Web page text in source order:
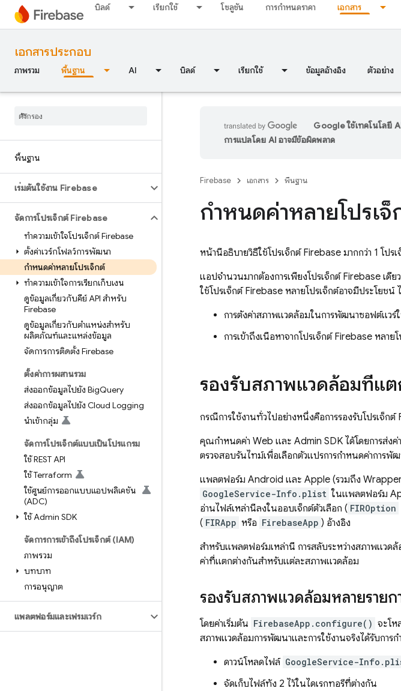
บิลด์ เรียกใช้ โซลูชัน การกำหนดราคา เอกสาร
เอกสารประกอบ
ภาพรวม พื้นฐาน AI บิลด์ เรียกใช้ ข้อมูลอ้างอิง ตัวอย่าง
พื้นฐาน
เริ่มต้นใช้งาน Firebase
จัดการโปรเจ็กต์ Firebase
ทำความเข้าใจโปรเจ็กต์ Firebase
ตั้งค่าเวิร์กโฟลว์การพัฒนา
กำหนดค่าหลายโปรเจ็กต์
ทำความเข้าใจการเรียกเก็บเงิน
ดูข้อมูลเกี่ยวกับคีย์ API สำหรับ
Firebase
ดูข้อมูลเกี่ยวกับตำแหน่งสำหรับ
ผลิตภัณฑ์และแหล่งข้อมูล
จัดการการติดตั้ง Firebase
ตั้งค่าการผสานรวม
ส่งออกข้อมูลไปยัง BigQuery
ส่งออกข้อมูลไปยัง Cloud Logging
นำเข้ากลุ่ม
จัดการโปรเจ็กต์แบบเป็นโปรแกรม
ใช้ REST API
ใช้ Terraform
ใช้ศูนย์การออกแบบแอปพลิเคชัน
(ADC)
ใช้ Admin SDK
จัดการการเข้าถึงโปรเจ็กต์ (IAM)
ภาพรวม
บทบาท
การอนุญาต
แพลตฟอร์มและเฟรมเวิร์ก
Google ใช้เทคโนโลยี
การแปลโดย AI อาจมีข้อผิดพลาด
Firebase เอกสาร พื้นฐาน
กำหนดค่าหลายโปรเ
หน้านี้อธิบายวิธีใช้โปรเจ็กต์ Firebase มากกว่า 1 โปร
แอปจำนวนมากต้องการเพียงโปรเจ็กต์ Firebase เดี
ใช้โปรเจ็กต์ Firebase หลายโปรเจ็กต์อาจมีประโยชน์
การตั้งค่าสภาพแวดล้อมในการพัฒนาซอฟต์แวร์
การเข้าถึงเนื้อหาจากโปรเจ็กต์ Firebase หลาย
รองรับสภาพแวดล้อมที่แ
กรณีการใช้งานทั่วไปอย่างหนึ่งคือการรองรับโปรเจ็
คุณกำหนดค่า Web และ Admin SDK ได้โดยการส่งค่
ตรวจสอบรันไทม์เพื่อเลือกตัวแปรการกำหนดค่าการพัฒ
แพลตฟอร์ม Android และ Apple (รวมถึง Wrapper
GoogleService-Info.plist ในแพลตฟอร์ม
อ่านไฟล์เหล่านี้ลงในออบเจ็กต์ตัวเลือก ( FIROption
( FIRApp หรือ FirebaseApp ) อ้างอิง
สำหรับแพลตฟอร์มเหล่านี้ การสลับระหว่างสภาพแวด
ค่าที่แตกต่างกันสำหรับแต่ละสภาพแวดล้อม
รองรับสภาพแวดล้อมหลายราย
โดยค่าเริ่มต้น FirebaseApp.configure() จะโห
สภาพแวดล้อมการพัฒนาและการใช้งานจริงได้รับกา
ดาวน์โหลดไฟล์ GoogleService-
จัดเก็บไฟล์ทั้ง 2 ไว้ในไดเรกทอรีที่ต่างกัน